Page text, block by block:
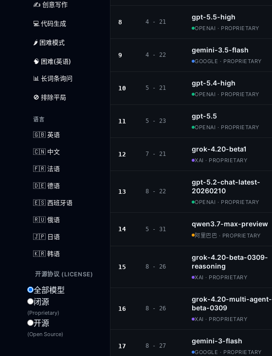
✍️ 创意写作
💻 代码生成
🌶️ 困难模式
🧠 困难(英语)
📊 长词条询问
🚫 排除平局
语言
🇬🇧 英语
🇨🇳 中文
🇫🇷 法语
🇩🇪 德语
🇪🇸 西班牙语
🇷🇺 俄语
🇯🇵 日语
🇰🇷 韩语
开源协议 (LICENSE)
全部模型
闭源
(Proprietary)
开源
(Open Source)
8 4 - 21
gpt-5.5-high
OPENAI · PROPRIETARY
9 4 - 22
gemini-3.5-flash
GOOGLE · PROPRIETARY
10 5 - 21
gpt-5.4-high
OPENAI · PROPRIETARY
11 5 - 23
gpt-5.5
OPENAI · PROPRIETARY
12 7 - 21
grok-4.20-beta1
XAI · PROPRIETARY
13 8 - 22
gpt-5.2-chat-latest-
20260210
OPENAI · PROPRIETARY
14 5 - 31
qwen3.7-max-preview
阿里巴巴 · PROPRIETARY
15 8 - 26
grok-4.20-beta-0309-
reasoning
XAI · PROPRIETARY
16 8 - 26
grok-4.20-multi-agent-
beta-0309
XAI · PROPRIETARY
17 8 - 27
gemini-3-flash
GOOGLE · PROPRIETARY